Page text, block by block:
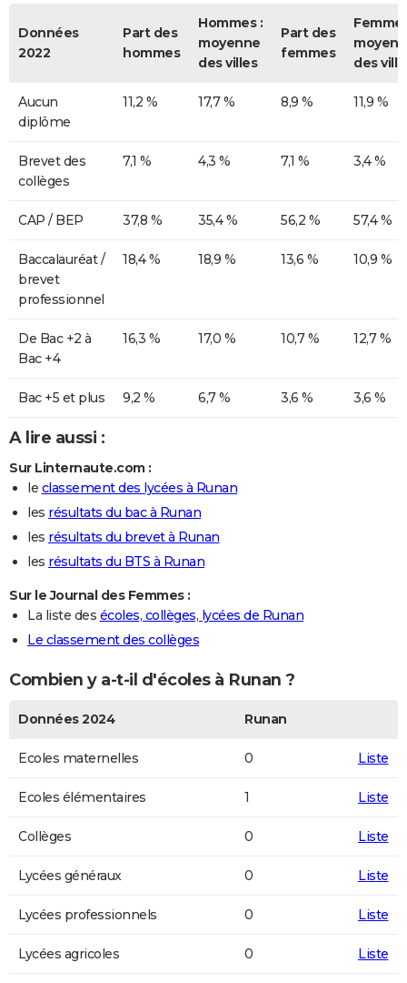
Données
2022
Part des
hommes
Hommes :
moyenne
des villes
Part des
femmes
des
Aucun
diplôme
11,2 % 17,7 % 8,9 % 11,9 %
Brevet des
collèges
7,1 % 4,3 % 7,1 % 3,4 %
CAP / BEP 37,8 % 35,4 % 56,2 % 57,4 %
Baccalauréat /
brevet
professionnel
18,4 % 18,9 % 13,6 % 10,9 %
De Bac +2 à
Bac +4
16,3 % 17,0 % 10,7 % 12,7 %
Bac +5 et plus 9,2 % 6,7 % 3,6 % 3,6 %
A lire aussi :
Sur Linternaute.com :
le classement des lycées à Runan
les résultats du bac à Runan
les résultats du brevet à Runan
les résultats du BTS à Runan
Sur le Journal des Femmes :
La liste des écoles, collèges, lycées de Runan
Le classement des collèges
Combien y a-t-il d'écoles à Runan ?
Données 2024 Runan
Ecoles maternelles 0 Liste
Ecoles élémentaires 1 Liste
Collèges 0 Liste
Lycées généraux 0 Liste
Lycées professionnels 0 Liste
Lycées agricoles 0 Liste